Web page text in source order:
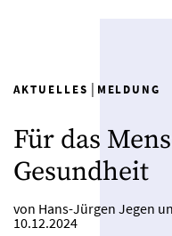
AKTUELLES | MELDUNG
Für das
Gesundheit
von Hans-Jürgen Jegen
10.12.2024